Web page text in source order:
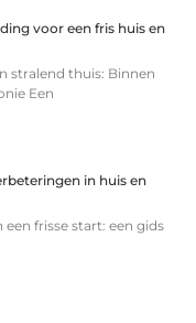
voor een fris huis en
stralend thuis: Binnen
Een
in huis en
een frisse start: een gids